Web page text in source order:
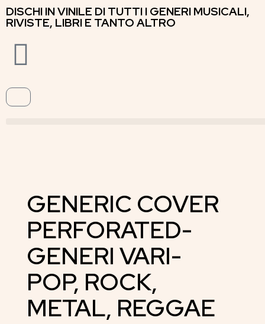
DISCHI IN VINILE DI TUTTI I GENERI MUSICALI,
RIVISTE, LIBRI E TANTO ALTRO
GENERIC COVER
PERFORATED-
GENERI VARI-
POP, ROCK,
METAL, REGGAE